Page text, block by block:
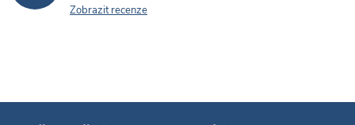
Zobrazit recenze